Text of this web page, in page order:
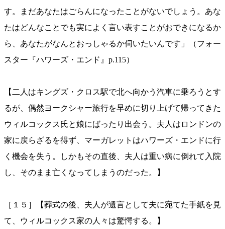
す。まだあなたはごらんになったことがないでしょう。あな
たはどんなことでも実によく言い表すことがおできになるか
ら、あなたがなんとおっしゃるか伺いたいんです」（フォー
スター『ハワーズ・エンド』p.115）
【二人はキングズ・クロス駅で北へ向かう汽車に乗ろうとす
るが、偶然ヨークシャー旅行を早めに切り上げて帰ってきた
ウィルコックス氏と娘にばったり出会う。夫人はロンドンの
家に戻らざるを得ず、マーガレットはハワーズ・エンドに行
く機会を失う。しかもその直後、夫人は重い病に倒れて入院
し、そのまま亡くなってしまうのだった。】
［１５］【葬式の後、夫人が遺言として夫に宛てた手紙を見
て、ウィルコックス家の人々は驚愕する。】